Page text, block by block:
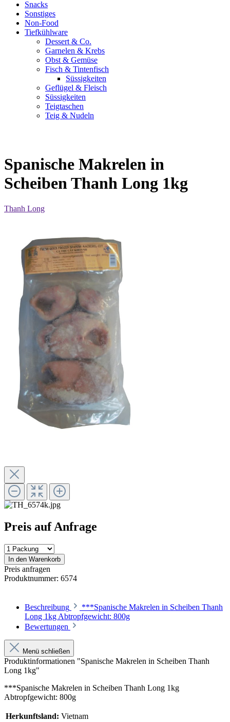
Snacks
Sonstiges
Non-Food
Tiefkühlware
Dessert & Co.
Garnelen & Krebs
Obst & Gemüse
Fisch & Tintenfisch
Süssigkeiten
Geflügel & Fleisch
Süssigkeiten
Teigtaschen
Teig & Nudeln
Spanische Makrelen in
Scheiben Thanh Long 1kg
Thanh Long
Preis auf Anfrage
In den Warenkorb
Preis anfragen
Produktnummer: 6574
Beschreibung
***Spanische Makrelen in Scheiben Thanh
Long 1kg Abtropfgewicht: 800g
Bewertungen
Menü schließen
Produktinformationen "Spanische Makrelen in Scheiben Thanh
Long 1kg"
***Spanische Makrelen in Scheiben Thanh Long 1kg
Abtropfgewicht: 800g
Herkunftsland: Vietnam